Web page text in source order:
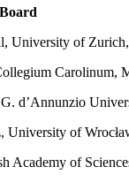
University of
Carolinum,
d’Annunzio
University of
Academy of